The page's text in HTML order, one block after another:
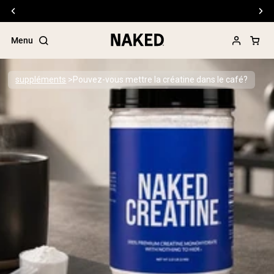
Menu
Termes de recherche populaires
”Protein Powder“
”Overnight Oats“
PROTÉINES EN POUDREMeilleure Vente
Protéine de pois
Protéine de Whey en Poudre
Peptides de collagène
suppléments Pouvez-vous mettre la créatine dans le café?